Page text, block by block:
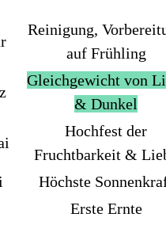
Reinigung,
auf Frühling
Gleichgewicht von
& Dunkel
Hochfest der
Fruchtbarkeit &
Höchste
Erste Ernte